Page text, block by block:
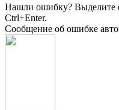
Нашли ошибку? Выделите
Ctrl+Enter.
Сообщение об ошибке